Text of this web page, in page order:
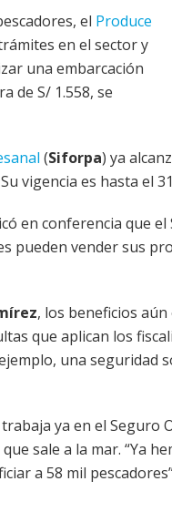
el Produce
en el sector y
una embarcación
de S/ 1.558, se
(Siforpa) ya
vigencia es hasta el
en conferencia que
pueden vender sus
, los beneficios aún
que aplican los
una seguridad
trabaja ya en el Seguro
sale a la mar. “Ya
a 58 mil